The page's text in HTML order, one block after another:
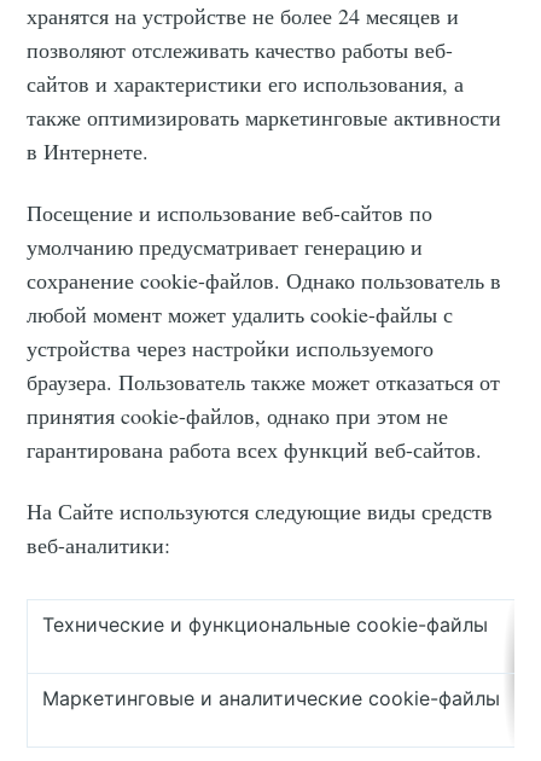
хранятся на устройстве не более 24 месяцев и
позволяют отслеживать качество работы веб-
сайтов и характеристики его использования, а
также оптимизировать маркетинговые активности
в Интернете.
Посещение и использование веб-сайтов по
умолчанию предусматривает генерацию и
сохранение cookie-файлов. Однако пользователь в
любой момент может удалить cookie-файлы с
устройства через настройки используемого
браузера. Пользователь также может отказаться от
принятия cookie-файлов, однако при этом не
гарантирована работа всех функций веб-сайтов.
На Сайте используются следующие виды средств
веб-аналитики:
Технические и функциональные cookie-файлы
Маркетинговые и аналитические cookie-файлы